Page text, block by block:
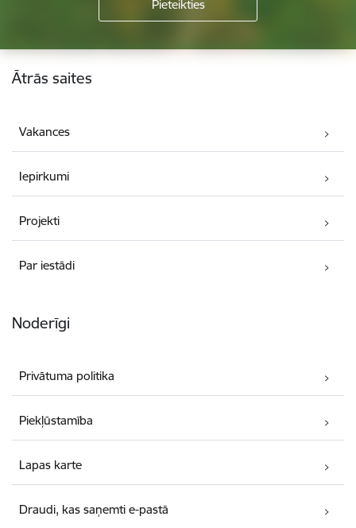
Kājene
Ātrās saites
Vakances
Iepirkumi
Projekti
Par iestādi
Noderīgi
Privātuma politika
Piekļūstamība
Lapas karte
Draudi, kas saņemti e-pastā